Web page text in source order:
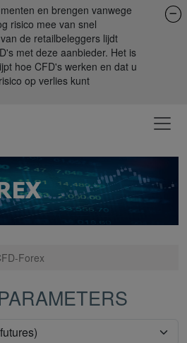
en brengen vanwege
risico mee van snel
de retailbeleggers lijdt
met deze aanbieder. Het is
hoe CFD's werken en dat u
op verlies kunt
Forex